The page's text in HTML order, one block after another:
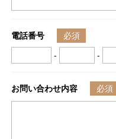
電話番号
- -
お問い合わせ内容